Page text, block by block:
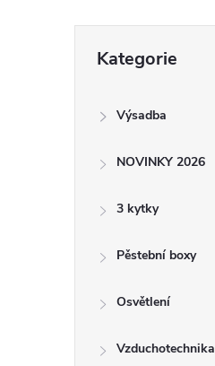
kategorie
Kategorie
Výsadba
NOVINKY 2026
3 kytky
Pěstební boxy
Osvětlení
Vzduchotechnika